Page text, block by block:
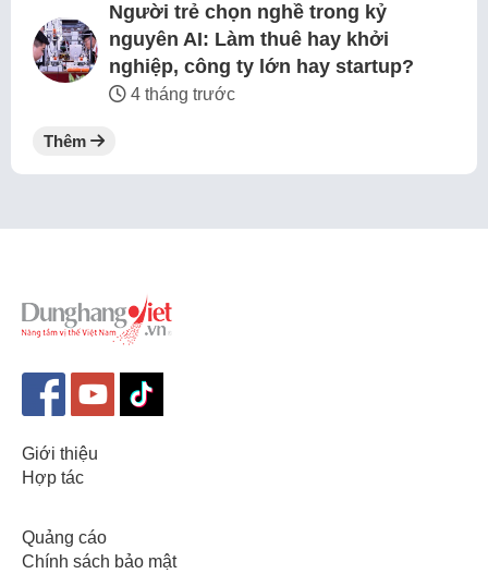
Người trẻ chọn nghề trong kỷ
nguyên AI: Làm thuê hay khởi
nghiệp, công ty lớn hay startup?
4 tháng trước
Thêm
Giới thiệu
Hợp tác
Quảng cáo
Chính sách bảo mật